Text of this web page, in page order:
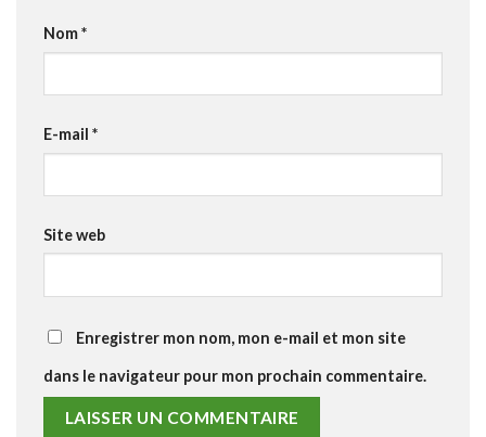
Nom*
E-mail *
Site web
Enregistrer mon nom, mon e-mail et mon site
dans le navigateur pour mon prochain commentaire.